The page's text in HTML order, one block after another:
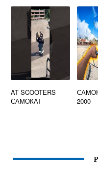
AT SCOOTERS
САМОКАТ
2000